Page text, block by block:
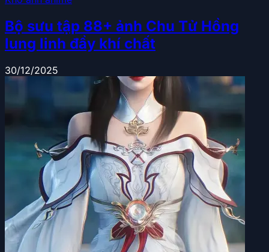
Bộ sưu tập 88+ ảnh Chu Tử Hồng
lung linh đầy khí chất
30/12/2025